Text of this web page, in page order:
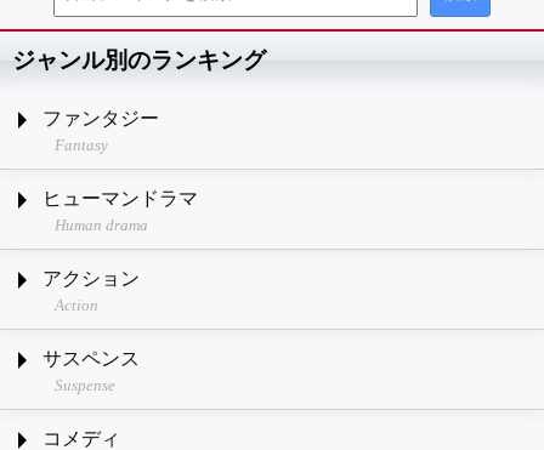
ジャンル別のランキング
ファンタジー
Fantasy
ヒューマンドラマ
Human drama
アクション
Action
サスペンス
Suspense
コメディ